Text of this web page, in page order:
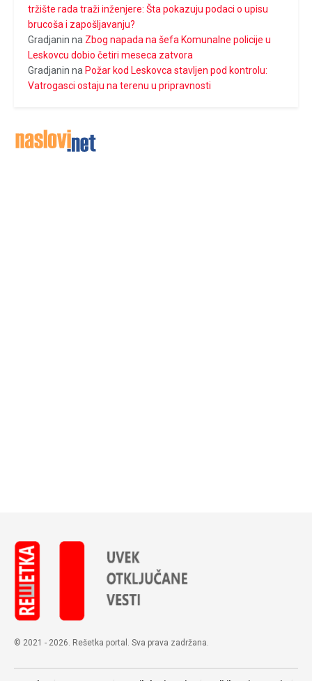
tržište rada traži inženjere: Šta pokazuju podaci o upisu
brucoša i zapošljavanju?
Gradjanin na Zbog napada na šefa Komunalne policije u
Leskovcu dobio četiri meseca zatvora
Gradjanin na Požar kod Leskovca stavljen pod kontrolu:
Vatrogasci ostaju na terenu u pripravnosti
© 2021 - 2026. Rešetka portal. Sva prava zadržana.